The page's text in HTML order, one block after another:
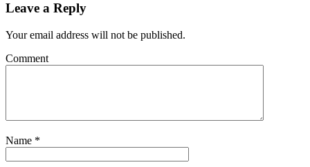
Leave a Reply
Your email address will not be published.
Comment
Name *